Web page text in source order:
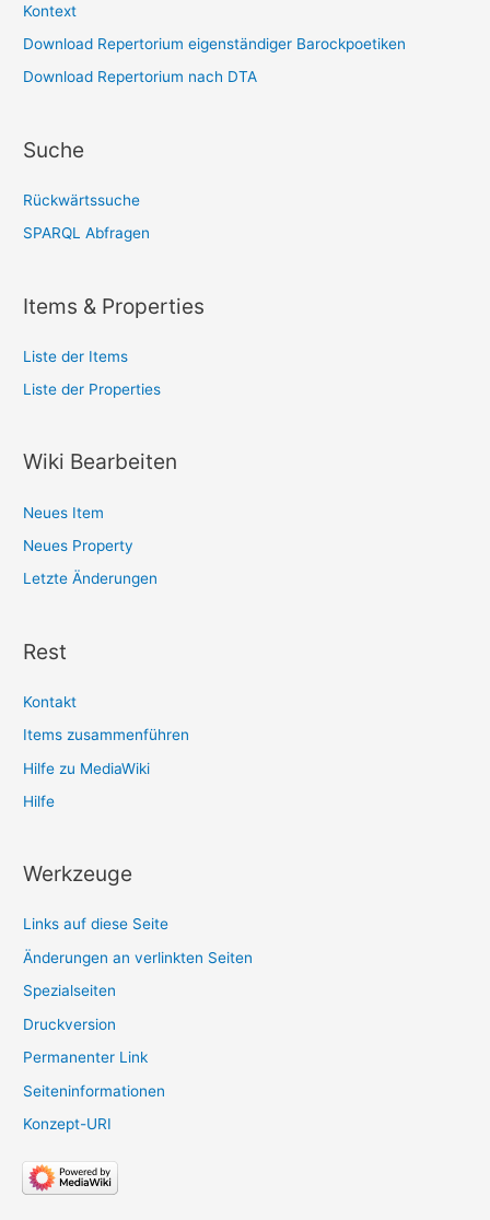
Kontext
Download Repertorium eigenständiger Barockpoetiken
Download Repertorium nach DTA
Suche
Rückwärtssuche
SPARQL Abfragen
Items & Properties
Liste der Items
Liste der Properties
Wiki Bearbeiten
Neues Item
Neues Property
Letzte Änderungen
Rest
Kontakt
Items zusammenführen
Hilfe zu MediaWiki
Hilfe
Werkzeuge
Links auf diese Seite
Änderungen an verlinkten Seiten
Spezialseiten
Druckversion
Permanenter Link
Seiten­­informationen
Konzept-URI